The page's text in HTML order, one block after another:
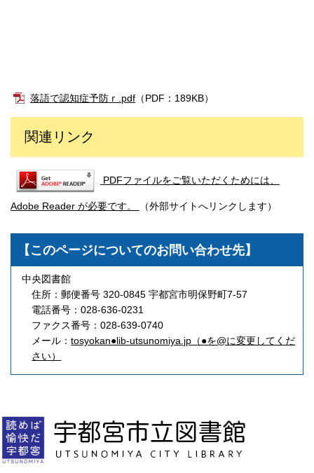
落語で認知症予防ｒ.pdf （PDF：189KB）
関連リンク
PDFファイルをご覧いただくためには、
Adobe Reader が必要です。 （外部サイトへリンクします）
【このページについてのお問い合わせ先】
中央図書館
住所：郵便番号 320-0845 宇都宮市明保野町7-57
電話番号：028-636-0231
ファクス番号：028-639-0740
メール：tosyokan●lib-utsunomiya.jp（●を@に変更してくだ
さい）